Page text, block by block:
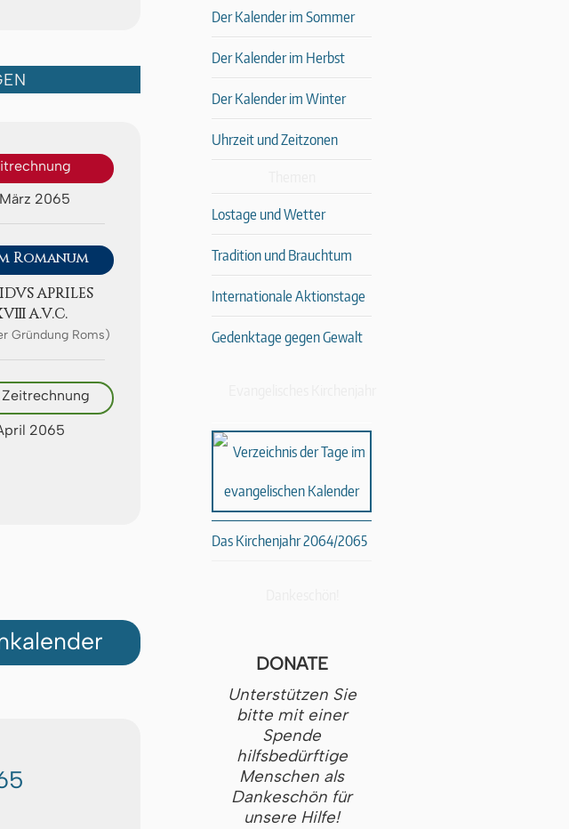
2065
Romanum
APRI­LES
A.V.C.
Gründung Roms)
2065
Der Kalender im Sommer
Der Kalender im Herbst
Der Kalender im Winter
Uhrzeit und Zeitzonen
Lostage und Wetter
Tradition und Brauchtum
Internationale Aktionstage
Gedenktage gegen Gewalt
Das Kirchenjahr 2064/2065
DONATE
Unterstützen Sie
bitte mit einer
Spende
hilfsbedürftige
Menschen als
Dankeschön für
unsere Hilfe!